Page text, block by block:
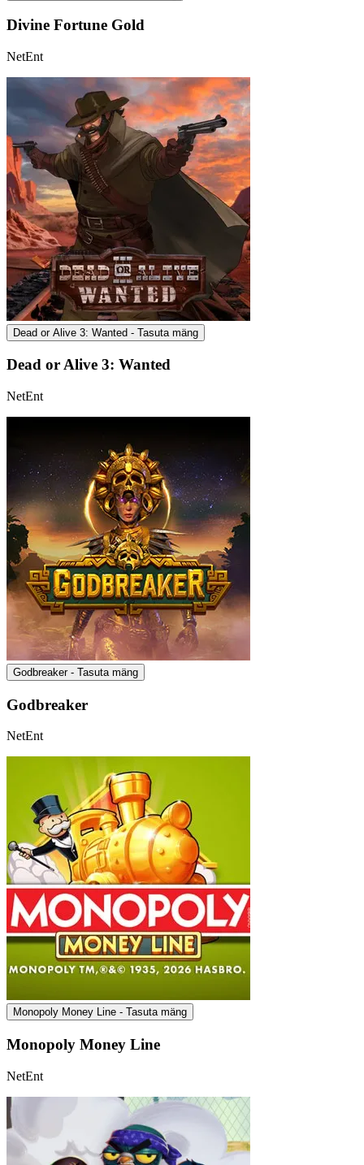
Divine Fortune Gold
NetEnt
Dead or Alive 3: Wanted - Tasuta mäng
Dead or Alive 3: Wanted
NetEnt
Godbreaker - Tasuta mäng
Godbreaker
NetEnt
Monopoly Money Line - Tasuta mäng
Monopoly Money Line
NetEnt